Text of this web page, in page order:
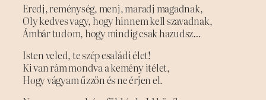
Eredj, reménység, menj, maradj magadnak,
Oly kedves vagy, hogy hinnem kell szavadnak,
Ámbár tudom, hogy mindig csak hazudsz…
Isten veled, te szép családi élet!
Ki van rám mondva a kemény itélet,
Hogy vágyam űzzön és ne érjen el.